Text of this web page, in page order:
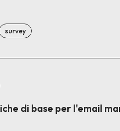
survey
di base per l'email